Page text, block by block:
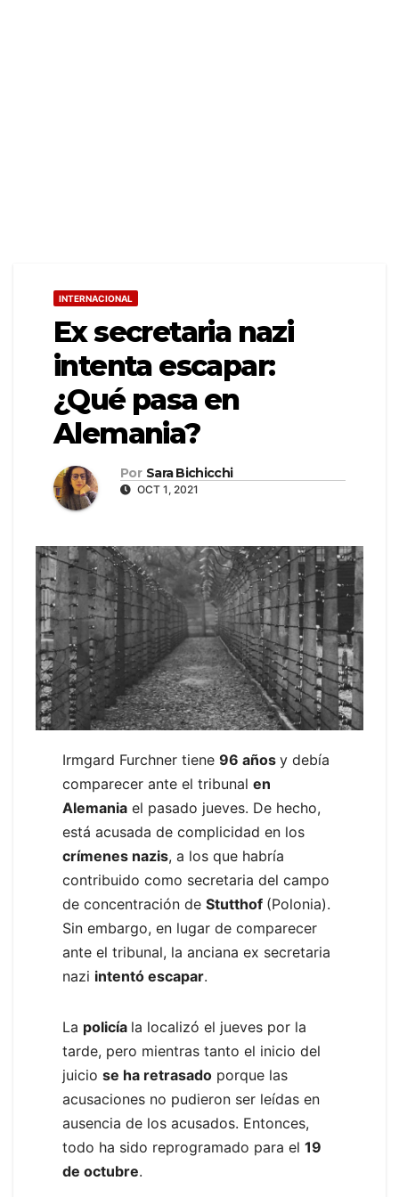
INTERNACIONAL
Ex secretaria nazi
intenta escapar:
¿Qué pasa en
Alemania?
Por Sara Bichicchi
OCT 1, 2021
Irmgard Furchner tiene 96 años y debía
comparecer ante el tribunal en
Alemania el pasado jueves. De hecho,
está acusada de complicidad en los
crímenes nazis, a los que habría
contribuido como secretaria del campo
de concentración de Stutthof (Polonia).
Sin embargo, en lugar de comparecer
ante el tribunal, la anciana ex secretaria
nazi intentó escapar.
La policía la localizó el jueves por la
tarde, pero mientras tanto el inicio del
juicio se ha retrasado porque las
acusaciones no pudieron ser leídas en
ausencia de los acusados. Entonces,
todo ha sido reprogramado para el 19
de octubre.